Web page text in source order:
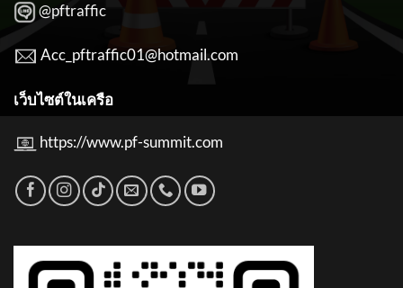
@pftraffic
Acc_pftraffic01@hotmail.com
เว็บไซต์ในเครือ
https://www.pf-summit.com